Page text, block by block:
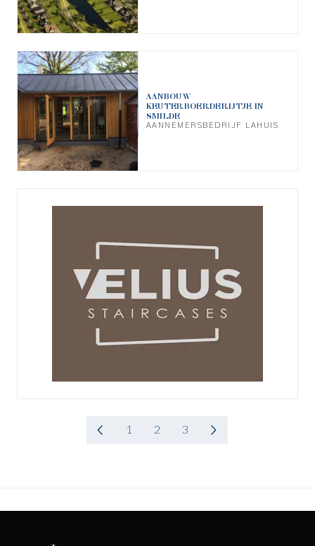
AANBOUW
KEUTERBOERDERIJTJE IN
SMILDE
AANNEMERSBEDRIJF LAHUIS
1 2 3